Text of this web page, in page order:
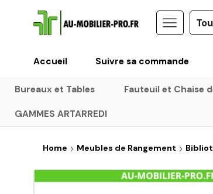
Accueil Suivre sa commande
Bureaux et Tables Fauteuil et Chaise
GAMMES ARTARREDI
Home Meubles de Rangement